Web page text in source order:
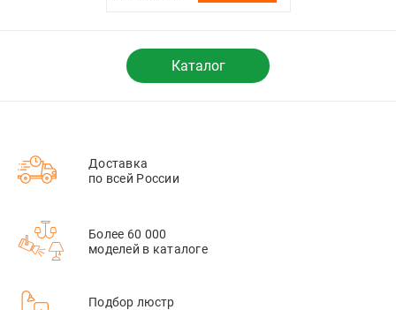
Каталог
Доставка
по всей России
Более 60 000
моделей в каталоге
Подбор люстр